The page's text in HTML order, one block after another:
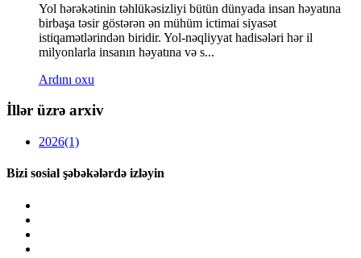
Yol hərəkətinin təhlükəsizliyi bütün dünyada insan həyatına
birbaşa təsir göstərən ən mühüm ictimai siyasət
istiqamətlərindən biridir. Yol-nəqliyyat hadisələri hər il
milyonlarla insanın həyatına və s...
Ardını oxu
İllər üzrə arxiv
2026(1)
Bizi sosial şəbəkələrdə izləyin